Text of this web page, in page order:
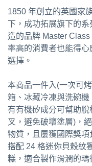
1850 年創立的英國家
下，成功拓展旗下的
造的品牌 Master
率高的消費者也能得
選擇。
本商品一件入(一次可
箱、冰藏冷凍與洗碗
有有機矽成分可幫助
叉，避免破壞塗層)，
物質，且屢獲國際獎
搭配 24 格迷你貝殼紋
糕，適合製作滑潤的